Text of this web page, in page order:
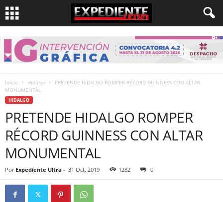
Inicio Hidalgo
PRETENDE HIDALGO ROMPER RÉCORD GUINNESS CON ALTAR
MONUMENTAL
HIDALGO
PRETENDE HIDALGO ROMPER
RÉCORD GUINNESS CON ALTAR
MONUMENTAL
Por Expediente Ultra - 31 Oct, 2019 1282 0